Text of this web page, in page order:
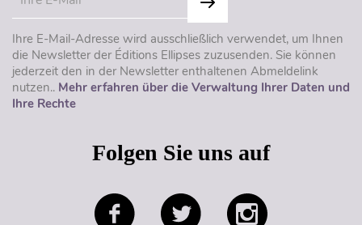
Ihre E-Mail-Adresse wird ausschließlich verwendet, um Ihnen
die Newsletter der Éditions Ellipses zuzusenden. Sie können
jederzeit den in der Newsletter enthaltenen Abmeldelink
nutzen.. Mehr erfahren über die Verwaltung Ihrer Daten und
Ihre Rechte
Folgen Sie uns auf